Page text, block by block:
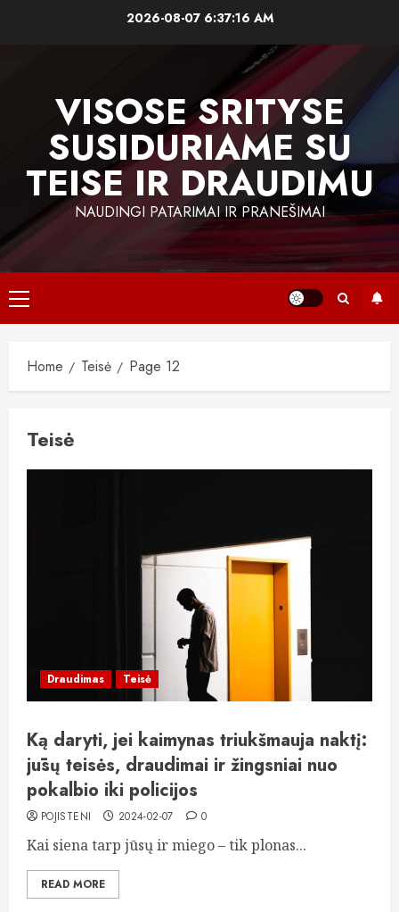
2026-08-07 6:37:17 AM
VISOSE SRITYSE
SUSIDURIAME SU
TEISE IR DRAUDIMU
NAUDINGI PATARIMAI IR PRANEŠIMAI
Primary
Menu
Home Teisė Page 12
Teisė
Draudimas Teisė
Ką daryti, jei kaimynas triukšmauja naktį:
jūsų teisės, draudimai ir žingsniai nuo
pokalbio iki policijos
POJISTENI 2024-02-07 0
Kai siena tarp jūsų ir miego – tik plonas...
READ MORE